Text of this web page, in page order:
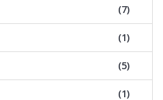
(7)
(1)
(5)
(1)